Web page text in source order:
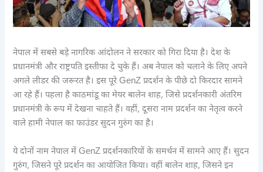
नेपाल में सबसे बड़े नागरिक आंदोलन ने सरकार को गिरा दिया है। देश के
प्रधानमंत्री और राष्ट्रपति इस्तीफा दे चुके हैं। अब नेपाल को चलाने के लिए अपने
अगले लीडर की जरूरत है। इस पूरे GenZ प्रदर्शन के पीछे दो किरदार सामने
आ रहे हैं। पहला है काठमांडू का मेयर बालेन शाह, जिसे प्रदर्शनकारी अंतरिम
प्रधानमंत्री के रूप में देखना चाहते हैं। वहीं, दूसरा नाम प्रदर्शन का नेतृत्व करने
वाले हामी नेपाल का फाउंडर सुदन गुरुंग का है।
ये दोनों नाम नेपाल में GenZ प्रदर्शनकारियों के समर्थन में सामने आए हैं। सुदन
गुरुंग, जिसने पूरे प्रदर्शन का आयोजित किया। वहीं बालेन शाह, जिसने इन